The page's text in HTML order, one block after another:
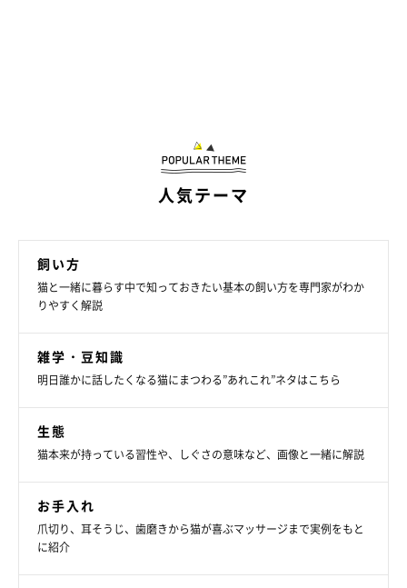
フリフリしながら狙ってる
人気テーマ
飼い方
猫と一緒に暮らす中で知っておきたい基本の飼い方を専門家がわか
りやすく解説
雑学・豆知識
明日誰かに話したくなる猫にまつわる”あれこれ”ネタはこちら
生態
猫本来が持っている習性や、しぐさの意味など、画像と一緒に解説
お手入れ
爪切り、耳そうじ、歯磨きから猫が喜ぶマッサージまで実例をもと
に紹介